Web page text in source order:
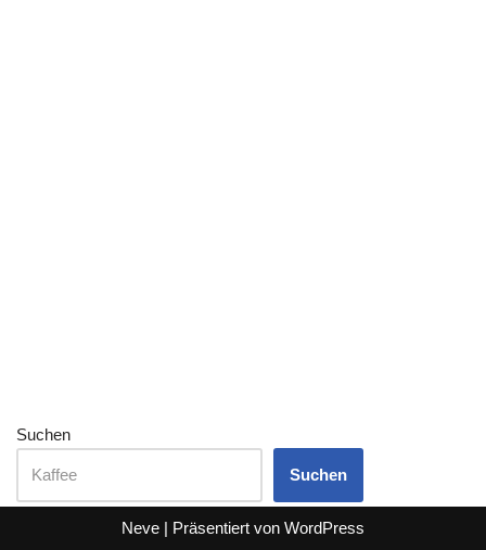
Suchen
Suchen
Neve | Präsentiert von WordPress